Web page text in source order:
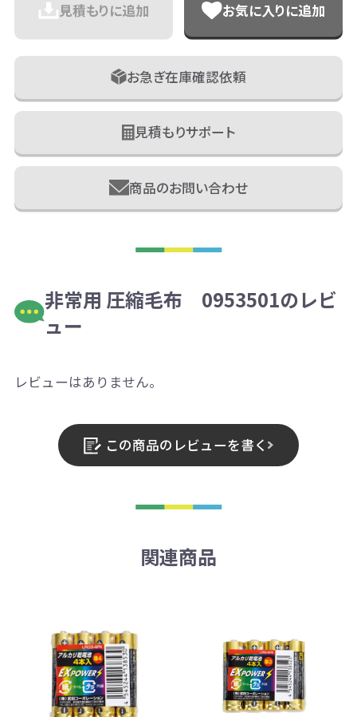
見積もりに追加 お気に入りに追加
お急ぎ在庫確認依頼
見積もりサポート
商品のお問い合わせ
非常用 圧縮毛布 0953501のレビ
ュー
レビューはありません。
この商品のレビューを書く
関連商品